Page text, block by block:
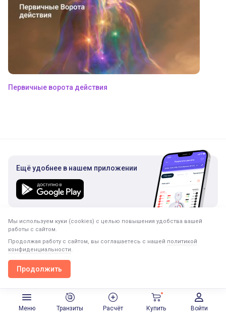
Продолжить в приложении
Первичные ворота действия
Ещё удобнее в нашем приложении
Подписка на рассылку
Меню Транзиты Расчёт Купить Войти
Мы используем куки (cookies) с целью повышения удобства вашей
работы с сайтом.
Продолжая работу с сайтом, вы соглашаетесь с нашей политикой
конфиденциальности.
Продолжить